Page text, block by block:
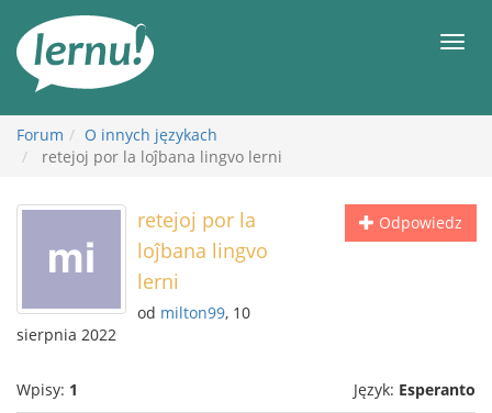
Forum
O innych językach
retejoj por la loĵbana lingvo lerni
Odpowiedz
retejoj por la
loĵbana lingvo
lerni
od milton99, 10
sierpnia 2022
Wpisy: 1 Język: Esperanto